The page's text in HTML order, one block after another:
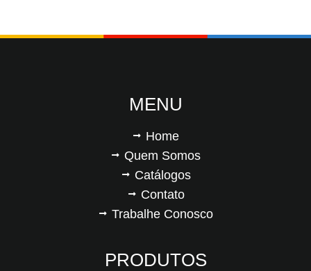
MENU
Home
Quem Somos
Catálogos
Contato
Trabalhe Conosco
PRODUTOS